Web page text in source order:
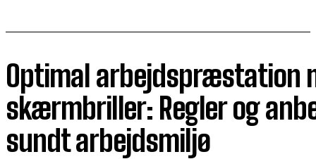
Optimal arbejdspræstation
skærmbriller: Regler og
sundt arbejdsmiljø